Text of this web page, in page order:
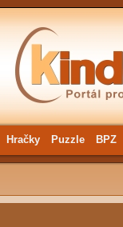
Hračky Puzzle BPZ